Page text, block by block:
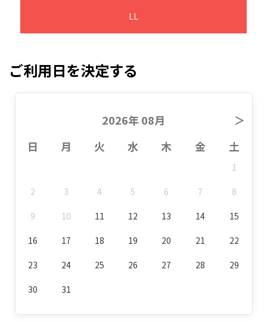
LL
ご利用日を決定する
2026年 08月
＞
日
月 火 水 木 金 土
1
2 3 4 5 6 7 8
9 10 11 12 13 14 15
16 17 18 19 20 21 22
23 24 25 26 27 28 29
30 31